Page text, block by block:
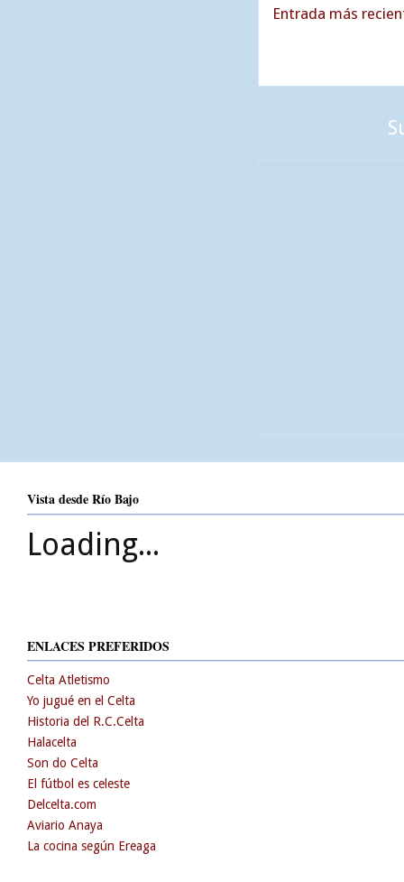
Entrada más
Vista desde Río Bajo
Loading...
ENLACES PREFERIDOS
Celta Atletismo
Yo jugué en el Celta
Historia del R.C.Celta
Halacelta
Son do Celta
El fútbol es celeste
Delcelta.com
Aviario Anaya
La cocina según Ereaga